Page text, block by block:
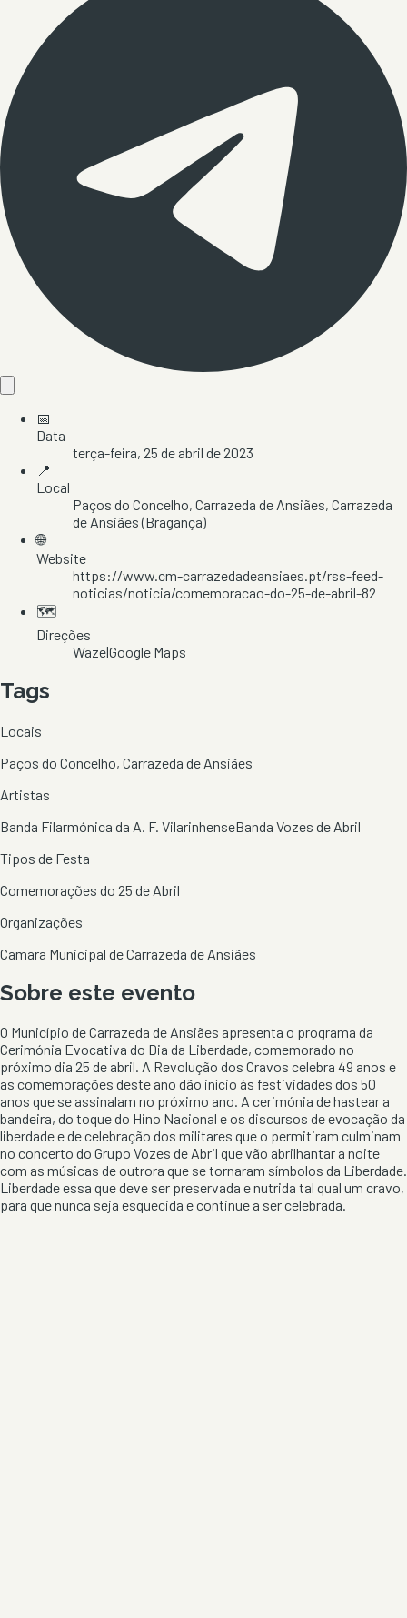
📅
Data
terça-feira, 25 de abril de 2023
📍
Local
Paços do Concelho, Carrazeda de Ansiães, Carrazeda
de Ansiães(Bragança)
🌐
Website
https://www.cm-carrazedadeansiaes.pt/rss-feed-
noticias/noticia/comemoracao-do-25-de-abril-82
🗺️
Direções
Waze|Google Maps
Tags
Locais
Paços do Concelho, Carrazeda de Ansiães
Artistas
Banda Filarmónica da A. F. VilarinhenseBanda Vozes de Abril
Tipos de Festa
Comemorações do 25 de Abril
Organizações
Camara Municipal de Carrazeda de Ansiães
Sobre este evento
O Município de Carrazeda de Ansiães apresenta o programa da
Cerimónia Evocativa do Dia da Liberdade, comemorado no
próximo dia 25 de abril. A Revolução dos Cravos celebra 49 anos e
as comemorações deste ano dão início às festividades dos 50
anos que se assinalam no próximo ano. A cerimónia de hastear a
bandeira, do toque do Hino Nacional e os discursos de evocação da
liberdade e de celebração dos militares que o permitiram culminam
no concerto do Grupo Vozes de Abril que vão abrilhantar a noite
com as músicas de outrora que se tornaram símbolos da Liberdade.
Liberdade essa que deve ser preservada e nutrida tal qual um cravo,
para que nunca seja esquecida e continue a ser celebrada.